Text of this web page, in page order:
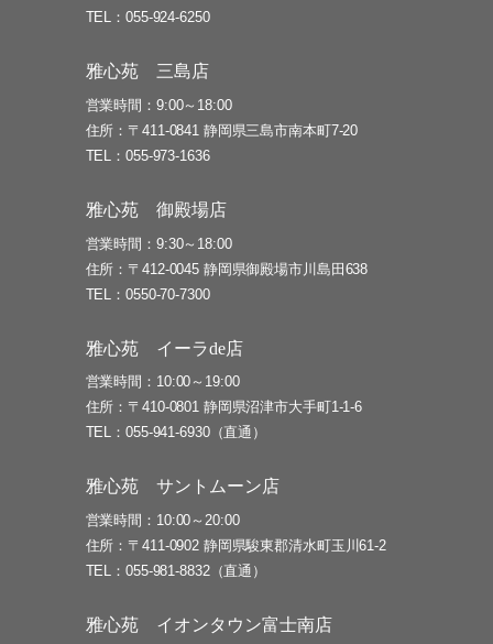
TEL
055-924-6250
雅心苑 三島店
営業時間
9:00～18:00
住所
〒411-0841 静岡県三島市南本町7-20
TEL
055-973-1636
雅心苑 御殿場店
営業時間
9:30～18:00
住所
〒412-0045 静岡県御殿場市川島田638
TEL
0550-70-7300
雅心苑 イーラde店
営業時間
10:00～19:00
住所
〒410-0801 静岡県沼津市大手町1-1-6
TEL
055-941-6930（直通）
雅心苑 サントムーン店
営業時間
10:00～20:00
住所
〒411-0902 静岡県駿東郡清水町玉川61-2
TEL
055-981-8832（直通）
雅心苑 イオンタウン富士南店